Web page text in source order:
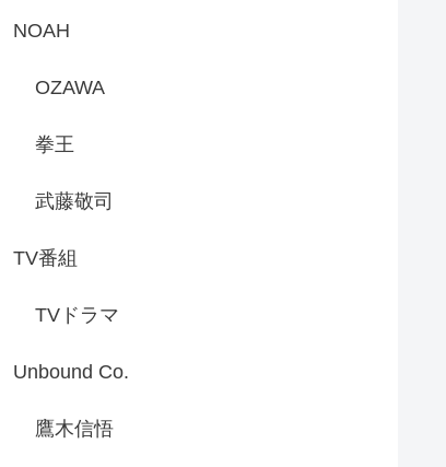
NOAH
OZAWA
拳王
武藤敬司
TV番組
TVドラマ
Unbound Co.
鷹木信悟